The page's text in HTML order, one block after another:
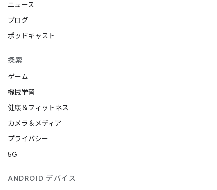
ニュース
ブログ
ポッドキャスト
探索
ゲーム
機械学習
健康＆フィットネス
カメラ＆メディア
プライバシー
5G
ANDROID デバイス